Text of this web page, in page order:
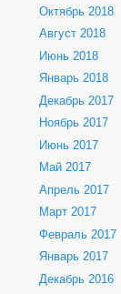
Октябрь 2018
Август 2018
Июнь 2018
Январь 2018
Декабрь 2017
Ноябрь 2017
Июнь 2017
Май 2017
Апрель 2017
Март 2017
Февраль 2017
Январь 2017
Декабрь 2016